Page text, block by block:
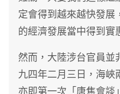
定會得到越來越快發展
的經濟發展當中得到實
然而，大陸涉台官員並
九四年二月三日，海峽
亦即第一次「唐焦會談